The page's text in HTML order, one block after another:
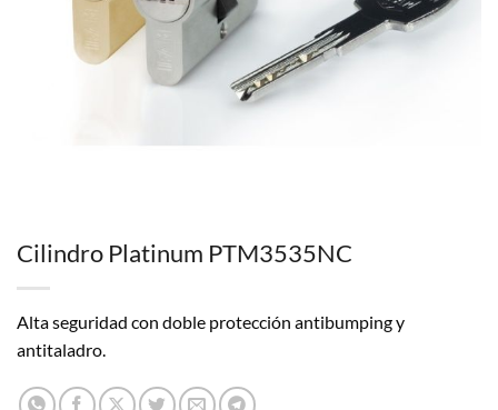
Cilindro Platinum PTM3535NC
Alta seguridad con doble protección antibumping y
antitaladro.